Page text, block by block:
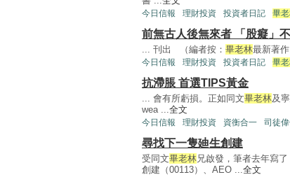
今日信報 理財投資 投資者日記 畢
前無古人後無來者 「股癡」
... 刊出 （編者按： 畢老林最新著
今日信報 理財投資 投資者日記 畢
抗滯脹 首選TIPS黃金
... 會有所虧損。正如同文畢老林及
wea ...全文
今日信報 理財投資 資衡合一 司徒
尋找下一隻廸生創建
受同文畢老林兄啟發，筆者去年寫
創建（00113）、AEO ...全文